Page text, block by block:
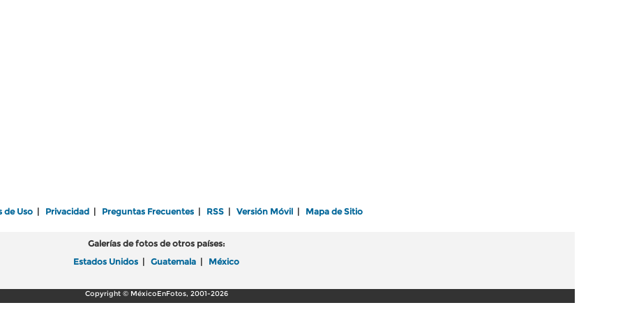
de Uso Privacidad Preguntas Frecuentes RSS Versión Móvil Mapa de Sitio
Galerías de fotos de otros países:
Estados Unidos
Guatemala México
Copyright © MéxicoEnFotos, 2001-2026